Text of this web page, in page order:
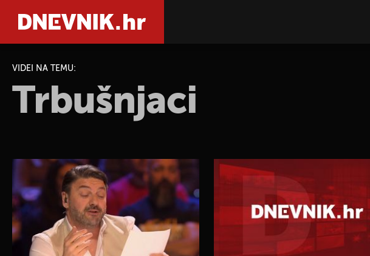
VIDEI NA TEMU:
Trbušnjaci